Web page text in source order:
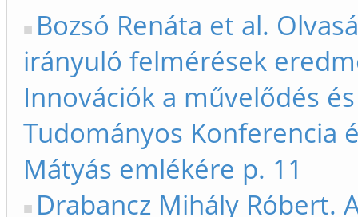
Bozsó Renáta et al.
irányuló felmérések
Innovációk a művelődés
Tudományos Konferencia
Mátyás emlékére p. 11
Drabancz Mihály Róbert.